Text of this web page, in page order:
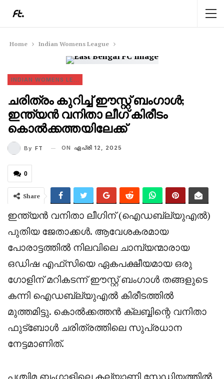
Home Indian Womens League
INDIAN WOMENS LEAGUE
ചരിത്രം കുറിച്ച് ഈസ്റ്റ് ബംഗാൾ;
ഇന്ത്യൻ വനിതാ ലീഗ് കിരീടം
കൊൽക്കത്തയിലേക്ക്
By FT ON ഏപ്രി 12, 2025
0
Share
ഇന്ത്യൻ വനിതാ ലീഗിന് (ഐഡബ്ല്യുഎൽ)
പുതിയ ജേതാക്കൾ. ആവേശകരമായ
പോരാട്ടത്തിൽ നിലവിലെ ചാമ്പ്യന്മാരായ
ഒഡിഷ എഫ്‌സിയെ ഏകപക്ഷീയമായ ഒരു
ഗോളിന് മറികടന്ന് ഈസ്റ്റ് ബംഗാൾ തങ്ങളുടെ
കന്നി ഐഡബ്ല്യുഎൽ കിരീടത്തിൽ
മുത്തമിട്ടു. കൊൽക്കത്തൻ ക്ലബ്ബിന്റെ വനിതാ
ഫുട്ബോൾ ചരിത്രത്തിലെ സുപ്രധാന
നേട്ടമാണിത്.
പശ്ചിമ ബംഗാളിലെ കല്യാണി സ്റ്റേഡിയത്തിൽ